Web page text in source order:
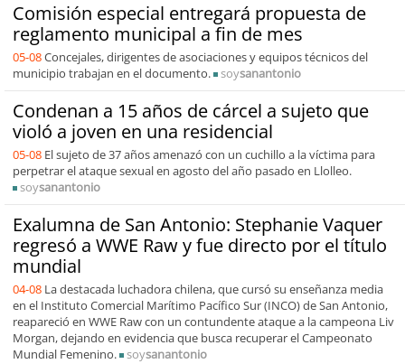
Comisión especial entregará propuesta de
reglamento municipal a fin de mes
05-08Concejales, dirigentes de asociaciones y equipos técnicos del
municipio trabajan en el documento.
soysanantonio
Condenan a 15 años de cárcel a sujeto que
violó a joven en una residencial
05-08 El sujeto de 37 años amenazó con un cuchillo a la víctima para
perpetrar el ataque sexual en agosto del año pasado en Llolleo.
soysanantonio
Exalumna de San Antonio: Stephanie Vaquer
regresó a WWE Raw y fue directo por el título
mundial
04-08 La destacada luchadora chilena, que cursó su enseñanza media
en el Instituto Comercial Marítimo Pacífico Sur (INCO) de San Antonio,
reapareció en WWE Raw con un contundente ataque a la campeona Liv
Morgan, dejando en evidencia que busca recuperar el Campeonato
Mundial Femenino.
soysanantonio